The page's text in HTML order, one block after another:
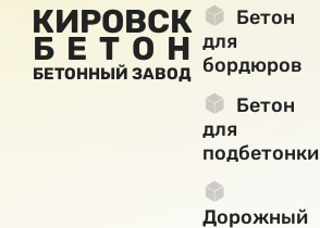
КИРОВСК
БЕТОН
БЕТОННЫЙ ЗАВОД
Бетон
для
бордюров
Бетон
для
подбетонки
Дорожный